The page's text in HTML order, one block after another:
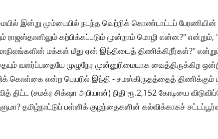
இன்று மும்பையில் நடந்த வெற்றிக் கொண்டாட்டப் பேரணியின்
ராஜஸ்தானிலும் கற்பிக்கப்படும் மூன்றாம் மொழி என்ன?" என்றும்,
மக்கள் மீது ஏன் இந்தியைத் திணிக்கிறீர்கள்?" என்றும்
வளர்ப்பதையே முழுநேர முன்னுரிமையாக வைத்திருக்கிற
கொள்கை என்ற பெயரில் இந்தி - சமஸ்கிருதத்தைத் திணிக்கும்
(சமக்ர சிக்‌ஷா அபியான்) நிதி ரூ.2,152 கோடியை
தமிழ்நாட்டுப் பள்ளிக் குழந்தைகளின் கல்விக்காகச்